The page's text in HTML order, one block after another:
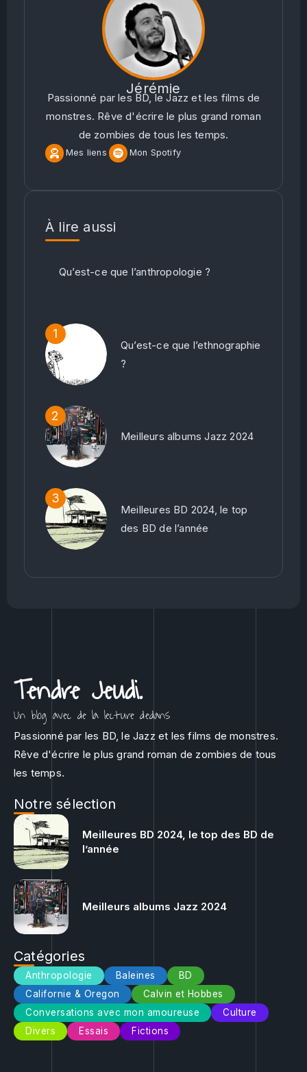
Jérémie
Passionné par les BD, le Jazz et les films de
monstres. Rêve d'écrire le plus grand roman
de zombies de tous les temps.
Mes liens Mon Spotify
À lire aussi
Qu’est-ce que l’anthropologie ?
Qu’est-ce que l’ethnographie
?
Meilleurs albums Jazz 2024
Meilleures BD 2024, le top
des BD de l’année
Tendre Jeudi.
Un blog avec de la lecture dedans
Passionné par les BD, le Jazz et les films de monstres.
Rêve d'écrire le plus grand roman de zombies de tous
les temps.
Notre sélection
Meilleures BD 2024, le top des BD de
l’année
Meilleurs albums Jazz 2024
Catégories
Anthropologie Baleines
BD
Californie & Oregon
Calvin et Hobbes
Conversations avec mon amoureuse
Culture
Divers
Essais Fictions